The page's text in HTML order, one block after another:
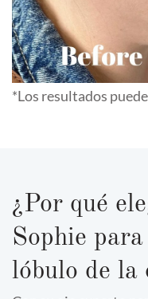
*Los resultados
¿Por qué
Sophie
lóbulo de la